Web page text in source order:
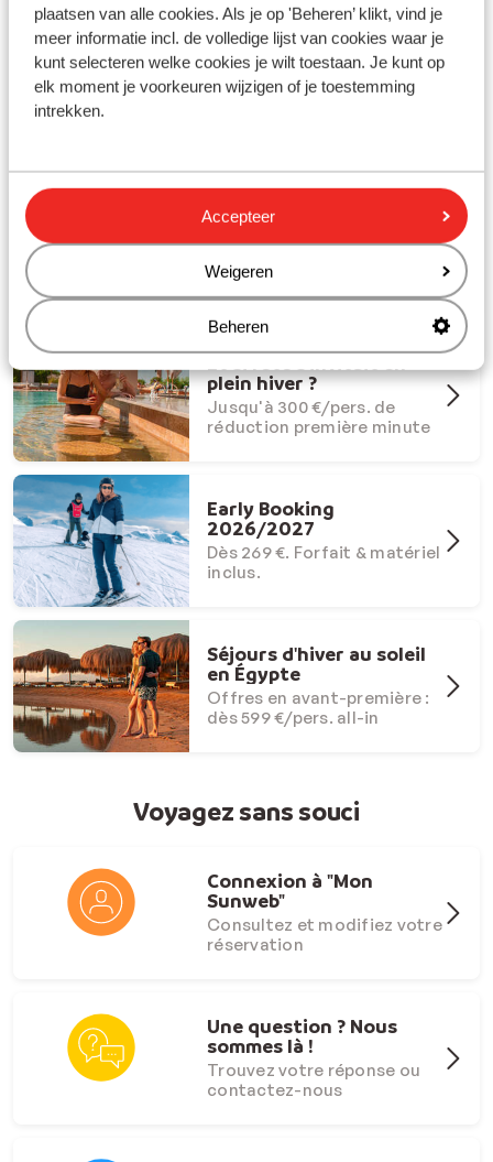
plaatsen van alle cookies. Als je op 'Beheren’ klikt, vind je
meer informatie incl. de volledige lijst van cookies waar je
kunt selecteren welke cookies je wilt toestaan. Je kunt op
elk moment je voorkeuren wijzigen of je toestemming
intrekken.
Accepteer
Weigeren
Beheren
Partez en vacances avec Sunweb !
Offres Dernière Chance
Offres last minute à ne pas
manquer
plein hiver ?
Jusqu'à 300 €/pers. de
réduction première minute
Early Booking
2026/2027
Dès 269 €. Forfait & matériel
inclus.
Séjours d'hiver au soleil
en Égypte
Offres en avant-première :
dès 599 €/pers. all-in
Voyagez sans souci
Connexion à "Mon
Sunweb"
Consultez et modifiez votre
réservation
Une question ? Nous
sommes là !
Trouvez votre réponse ou
contactez-nous